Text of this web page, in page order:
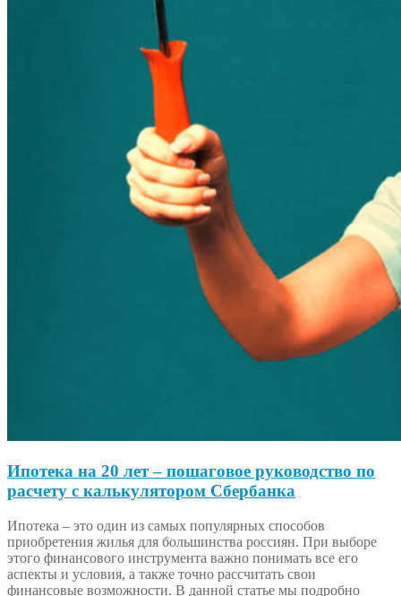
Ипотека на 20 лет – пошаговое руководство по
расчету с калькулятором Сбербанка
Ипотека – это один из самых популярных способов
приобретения жилья для большинства россиян. При выборе
этого финансового инструмента важно понимать все его
аспекты и условия, а также точно рассчитать свои
финансовые возможности. В данной статье мы подробно